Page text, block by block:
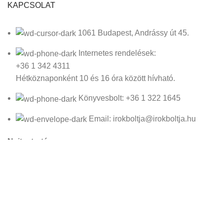
KAPCSOLAT
1061 Budapest, Andrássy út 45.
Internetes rendelések:
+36 1 342 4311
Hétköznaponként 10 és 16 óra között hívható.
Könyvesbolt: +36 1 322 1645
Email: irokboltja@irokboltja.hu
Nyitvatartás: